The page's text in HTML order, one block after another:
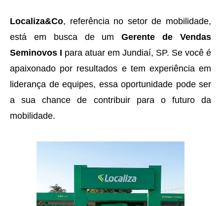
Localiza&Co, referência no setor de mobilidade,
está em busca de umGerente de Vendas
Seminovos I para atuar em Jundiaí, SP. Se você é
apaixonado por resultados e tem experiência em
liderança de equipes, essa oportunidade pode ser
a sua chance de contribuir para o futuro da
mobilidade.